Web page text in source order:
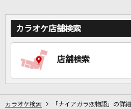
カラオケ店舗検索
店舗検索
カラオケ検索 「ナイアガラ恋物語」の詳細